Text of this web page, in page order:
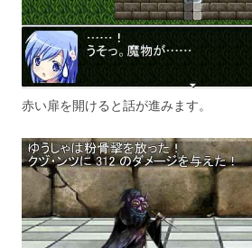
赤い扉を開けると話が進みます。